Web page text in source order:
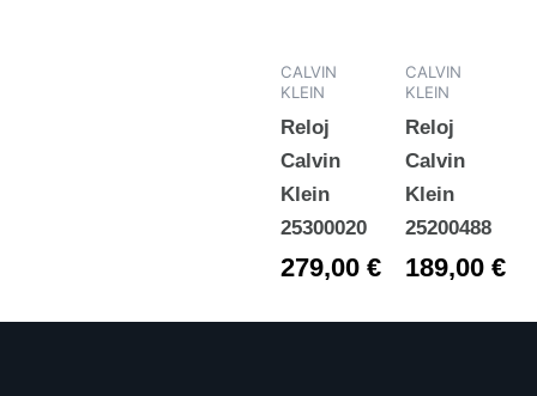
CALVIN
KLEIN
Reloj
Calvin
Klein
25300020
279,00 €
CALVIN
KLEIN
Reloj
Calvin
Klein
25200488
189,00 €